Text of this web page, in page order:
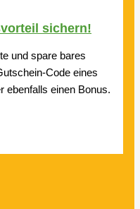
sichern!
und spare bares
Code eines
ebenfalls einen Bonus.